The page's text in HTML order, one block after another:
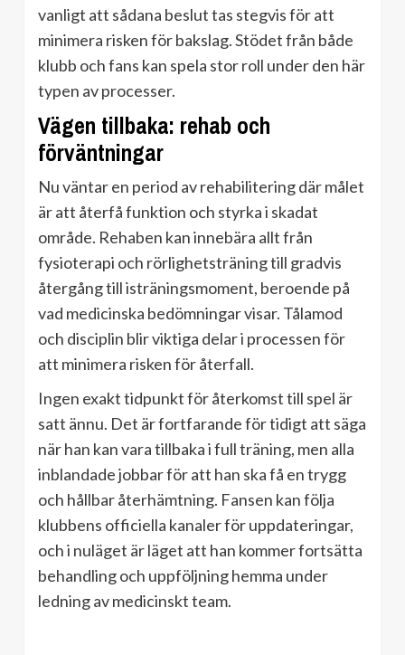
vanligt att sådana beslut tas stegvis för att
minimera risken för bakslag. Stödet från både
klubb och fans kan spela stor roll under den här
typen av processer.
Vägen tillbaka: rehab och
förväntningar
Nu väntar en period av rehabilitering där målet
är att återfå funktion och styrka i skadat
område. Rehaben kan innebära allt från
fysioterapi och rörlighetsträning till gradvis
återgång till isträningsmoment, beroende på
vad medicinska bedömningar visar. Tålamod
och disciplin blir viktiga delar i processen för
att minimera risken för återfall.
Ingen exakt tidpunkt för återkomst till spel är
satt ännu. Det är fortfarande för tidigt att säga
när han kan vara tillbaka i full träning, men alla
inblandade jobbar för att han ska få en trygg
och hållbar återhämtning. Fansen kan följa
klubbens officiella kanaler för uppdateringar,
och i nuläget är läget att han kommer fortsätta
behandling och uppföljning hemma under
ledning av medicinskt team.